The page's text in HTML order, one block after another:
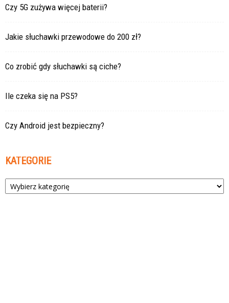
Czy 5G zużywa więcej baterii?
Jakie słuchawki przewodowe do 200 zł?
Co zrobić gdy słuchawki są ciche?
Ile czeka się na PS5?
Czy Android jest bezpieczny?
KATEGORIE
Kategorie